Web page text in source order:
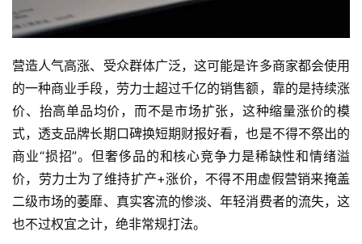
营造人气高涨、受众群体广泛，这可能是许多商家都会使用
的一种商业手段，劳力士超过千亿的销售额，靠的是持续涨
价、抬高单品均价，而不是市场扩张，这种缩量涨价的模
式，透支品牌长期口碑换短期财报好看，也是不得不祭出的
商业“损招”。但奢侈品的和核心竞争力是稀缺性和情绪溢
价，劳力士为了维持扩产+涨价，不得不用虚假营销来掩盖
二级市场的萎靡、真实客流的惨淡、年轻消费者的流失，这
也不过权宜之计，绝非常规打法。